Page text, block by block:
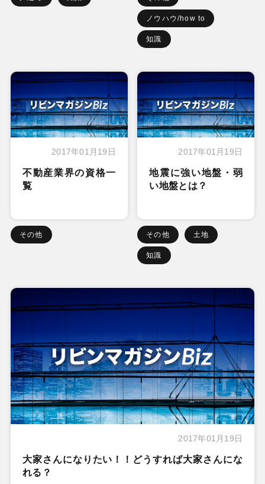
ノウハウ/how to
知識
2017年01月19日
不動産業界の資格一
覧
その他
2017年01月19日
地震に強い地盤・弱
い地盤とは？
その他 土地
知識
2017年01月19日
大家さんになりたい！！どうすれば大家さんにな
れる？